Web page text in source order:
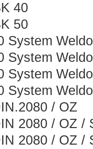
40
50
System
System
System
System
/ OZ
2080 / OZ /
2080 / OZ /